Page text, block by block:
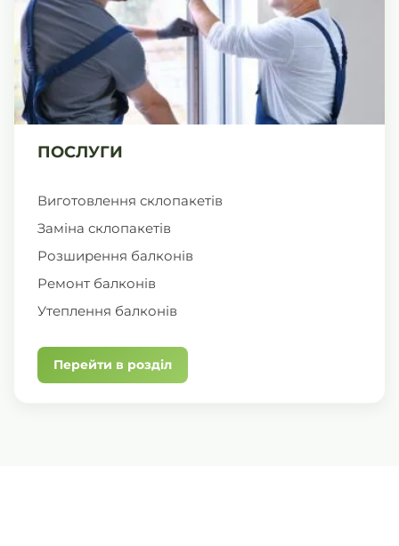
ПОСЛУГИ
Виготовлення склопакетів
Заміна склопакетів
Розширення балконів
Ремонт балконів
Утеплення балконів
Перейти в розділ